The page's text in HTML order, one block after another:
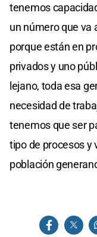
tenemos
un número que va
porque están en
privados y uno
lejano, toda esa
necesidad de
tenemos que ser
tipo de procesos y
población